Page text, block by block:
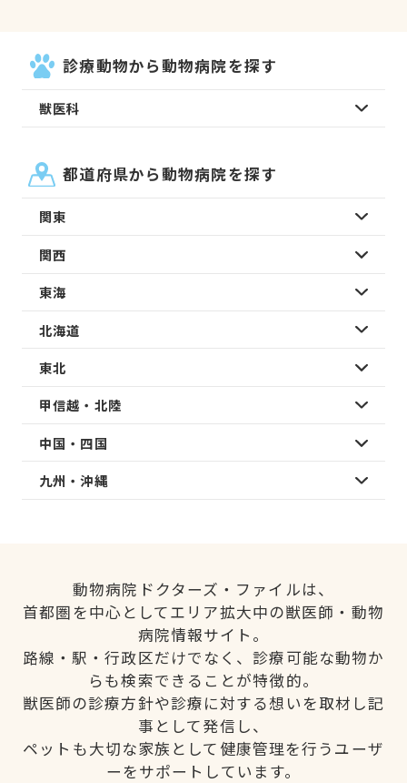
診療動物から動物病院を探す
獣医科
都道府県から動物病院を探す
関東
関西
東海
北海道
東北
甲信越・北陸
中国・四国
九州・沖縄
動物病院ドクターズ・ファイルは、
首都圏を中心としてエリア拡大中の獣医師・動物
病院情報サイト。
路線・駅・行政区だけでなく、診療可能な動物か
らも検索できることが特徴的。
獣医師の診療方針や診療に対する想いを取材し記
事として発信し、
ペットも大切な家族として健康管理を行うユーザ
ーをサポートしています。